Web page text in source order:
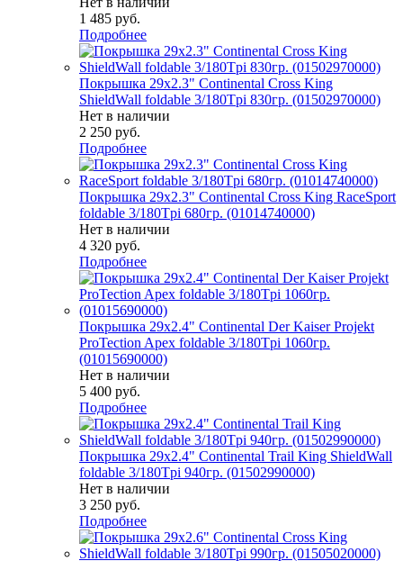
1 485 руб.
Подробнее
Покрышка 29x2.3" Continental Cross King
ShieldWall foldable 3/180Tpi 830гр. (01502970000)
Нет в наличии
2 250 руб.
Подробнее
Покрышка 29x2.3" Continental Cross King RaceSport
foldable 3/180Tpi 680гр. (01014740000)
Нет в наличии
4 320 руб.
Подробнее
Покрышка 29x2.4" Continental Der Kaiser Projekt
ProTection Apex foldable 3/180Tpi 1060гр.
(01015690000)
Нет в наличии
5 400 руб.
Подробнее
Покрышка 29x2.4" Continental Trail King ShieldWall
foldable 3/180Tpi 940гр. (01502990000)
Нет в наличии
3 250 руб.
Подробнее